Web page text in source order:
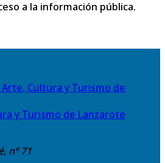
a la información pública.
y Turismo de Lanzarote
nº 71